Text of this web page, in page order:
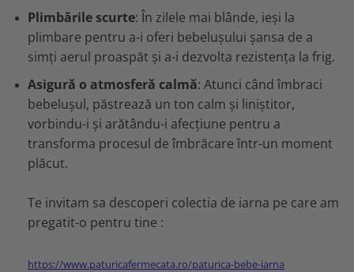
Plimbările scurte: În zilele mai blânde, ieși la
plimbare pentru a-i oferi bebelușului șansa de a
simți aerul proaspăt și a-i dezvolta rezistența la frig.
Asigură o atmosferă calmă: Atunci când îmbraci
bebelușul, păstrează un ton calm și liniștitor,
vorbindu-i și arătându-i afecțiune pentru a
transforma procesul de îmbrăcare într-un moment
plăcut.
Te invitam sa descoperi colectia de iarna pe care am
pregatit-o pentru tine :
https://www.paturicafermecata.ro/paturica-bebe-iarna